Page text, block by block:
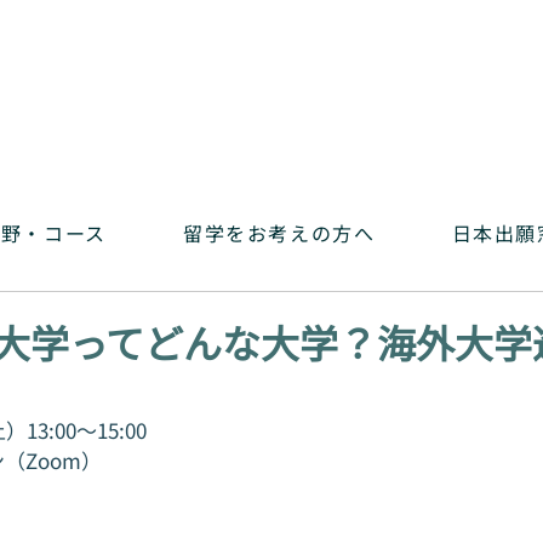
・コース 留学をお考えの方へ 日本出
学ってどんな大学？海外大
13:00～15:00
Zoom）